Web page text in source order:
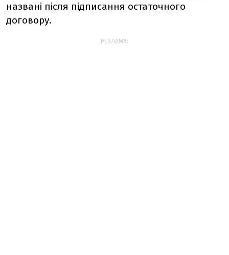
названі після підписання остаточного
договору.
РЕКЛАМА: